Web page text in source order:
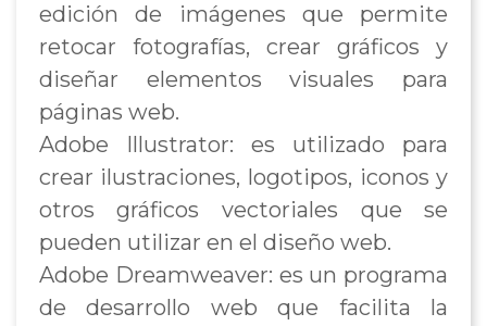
edición de imágenes que permite
retocar fotografías, crear gráficos y
diseñar elementos visuales para
páginas web.
Adobe Illustrator: es utilizado para
crear ilustraciones, logotipos, iconos y
otros gráficos vectoriales que se
pueden utilizar en el diseño web.
Adobe Dreamweaver: es un programa
de desarrollo web que facilita la